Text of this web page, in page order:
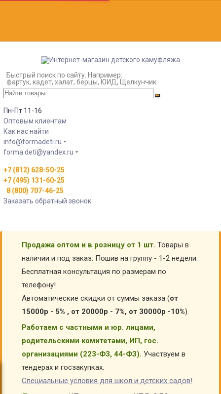
Быстрый поиск по сайту. Например:
фартук, кадет, халат, берцы, ЮИД, Щелкунчик
Пн-Пт 11-16
Оптовым клиентам
Как нас найти
info@formadeti.ru
forma.deti@yandex.ru
+7 (812) 628-50-25
+7 (495) 131-60-25
8 (800) 707-46-25
Заказать обратный звонок
Продажа оптом и в розницу от 1 шт. Товары в
наличии и под заказ. Пошив на группу - 1-2 недели.
Бесплатная консультация по размерам по
телефону!
Автоматические скидки от суммы заказа (от
15000р - 5% , от 20000р - 7%, от 30000р -10%).
Работаем с частными и юр. лицами,
родительскими комитетами, ИП, гос.
организациями (223-ФЗ, 44-ФЗ). Участвуем в
тендерах и госзакупках.
Специальные условия для школ и детских садов!